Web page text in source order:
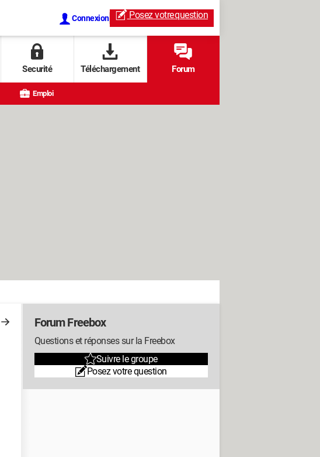
Connexion Posez votrequestion
Securité Téléchargement Forum
Emploi
Forum Freebox
Questions et réponses sur la Freebox
Suivre le groupe
Posez votre question